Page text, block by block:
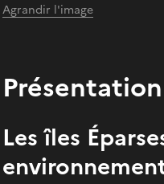
Agrandir l'image
Les îles